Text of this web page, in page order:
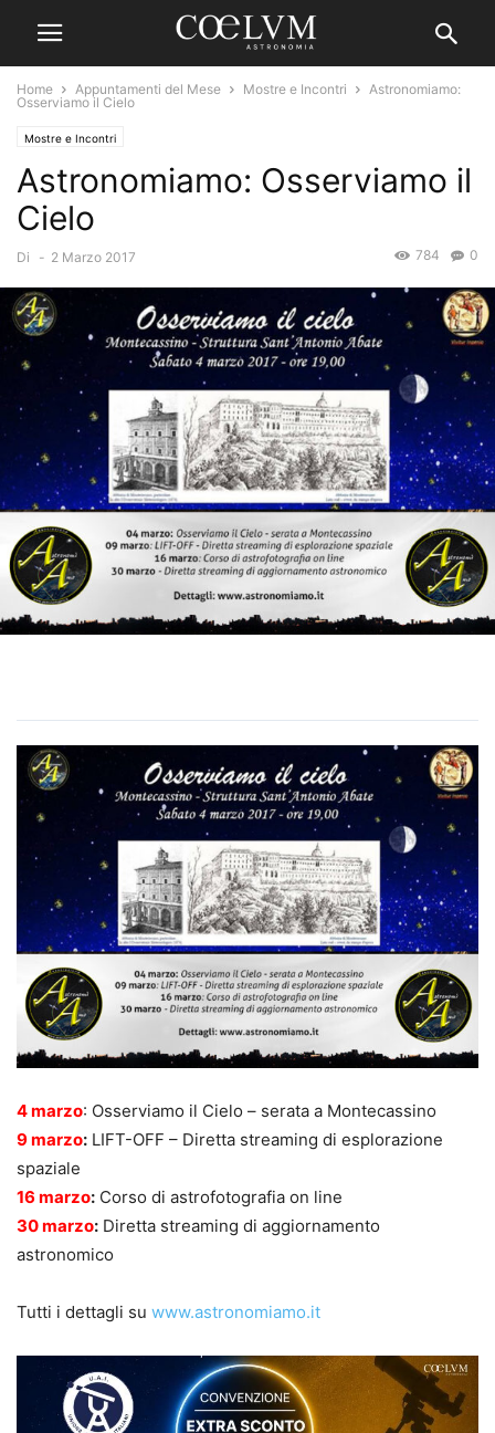
Home Appuntamenti del Mese Mostre e Incontri
Astronomiamo:
Osserviamo il Cielo
Mostre e Incontri
Astronomiamo: Osserviamo il
Cielo
Di - 2 Marzo 2017 0
784
4 marzo: Osserviamo il Cielo – serata a Montecassino
9 marzo: LIFT-OFF – Diretta streaming di esplorazione
spaziale
16 marzo: Corso di astrofotografia on line
30 marzo: Diretta streaming di aggiornamento
astronomico
Tutti i dettagli su www.astronomiamo.it